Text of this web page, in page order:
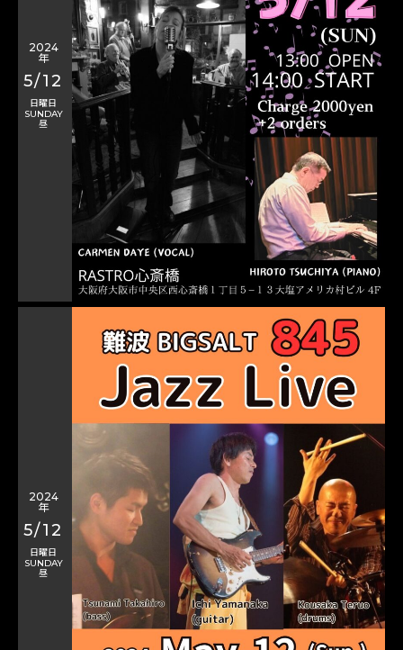
2024
年
5/12
日曜日
SUNDAY
昼
2024
年
5/12
日曜日
SUNDAY
昼